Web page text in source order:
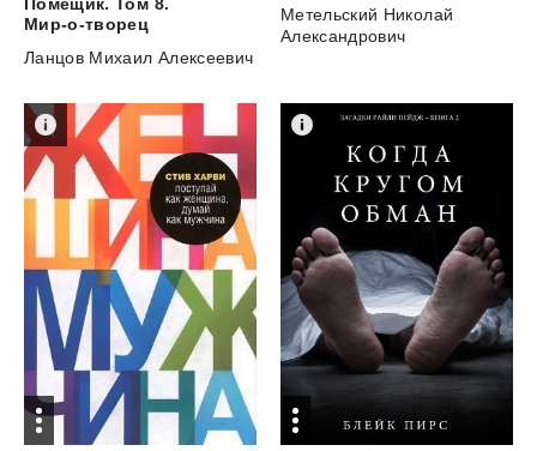
Мир-о-творец
Ланцов Михаил Алексеевич
Метельский Николай
Александрович